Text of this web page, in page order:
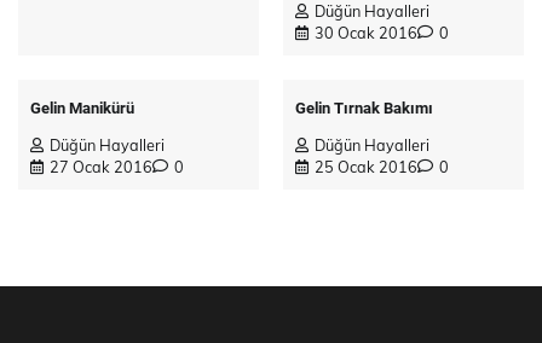
Düğün Hayalleri
30 Ocak 2016
0
Gelin Manikürü
Düğün Hayalleri
27 Ocak 2016
0
Gelin Tırnak Bakımı
Düğün Hayalleri
25 Ocak 2016
0